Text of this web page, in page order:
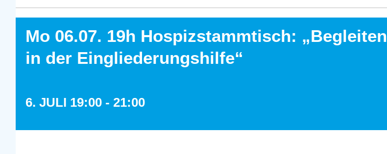
Mo 06.07. 19h Hospizstammtisch: „Begleiten
in der Eingliederungshilfe“
6. JULI 19:00 - 21:00